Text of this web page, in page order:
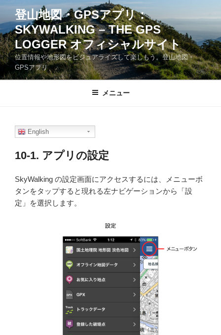
コ
テ
ン
ツ
へ
ス
登山地図・GPSアプリ：
SKYWALKING – THE GPS
LOGGER オフィシャルサイト
位置情報や地形図をビジュアライズして楽しもう。登山地図・
GPSアプリ
メニュー
English
10-1. アプリの設定
SkyWalking の設定画面にアクセスするには、メニューボ
タンをタップすると現れる左ナビゲーションから「設
定」を選択します。